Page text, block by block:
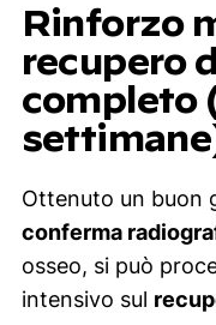
Rinforzo
recupero
completo
Ottenuto un buon
conferma
osseo, si può
intensivo sul